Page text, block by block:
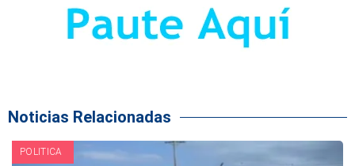
Noticias Relacionadas
POLITICA